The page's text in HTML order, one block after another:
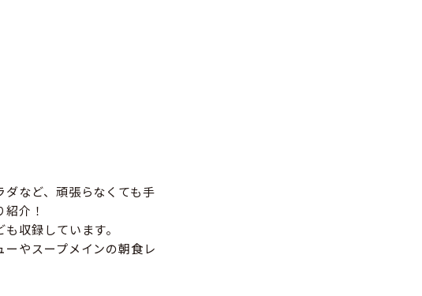
など、頑張らなくても手
介！
収録しています。
やスープメインの朝食レ